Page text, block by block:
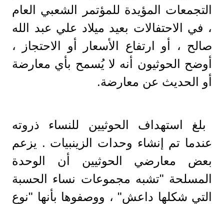
التجمعات المؤيدة للمؤتمر الشعبي العام
، في الاحتفالات بعيد ميلاد علي عبد الله
صالح ، أو ارتفاع الأسعار أو الاحتجاز ،
أوضح الحوثيون أنه لا يُسمح بأي معارضة
أو الحديث عن معارضة.
بلغ استهداف الحوثيين للنساء ذروته
عندما تم إنشاء وحدات الزينبيات . يزعم
بعض معارضي الحوثيين أن الوحدة
المسلحة "تشبه مجموعات نساء الحسبة
التي شكلها داعش" ، ووصفوها بأنها "نوع